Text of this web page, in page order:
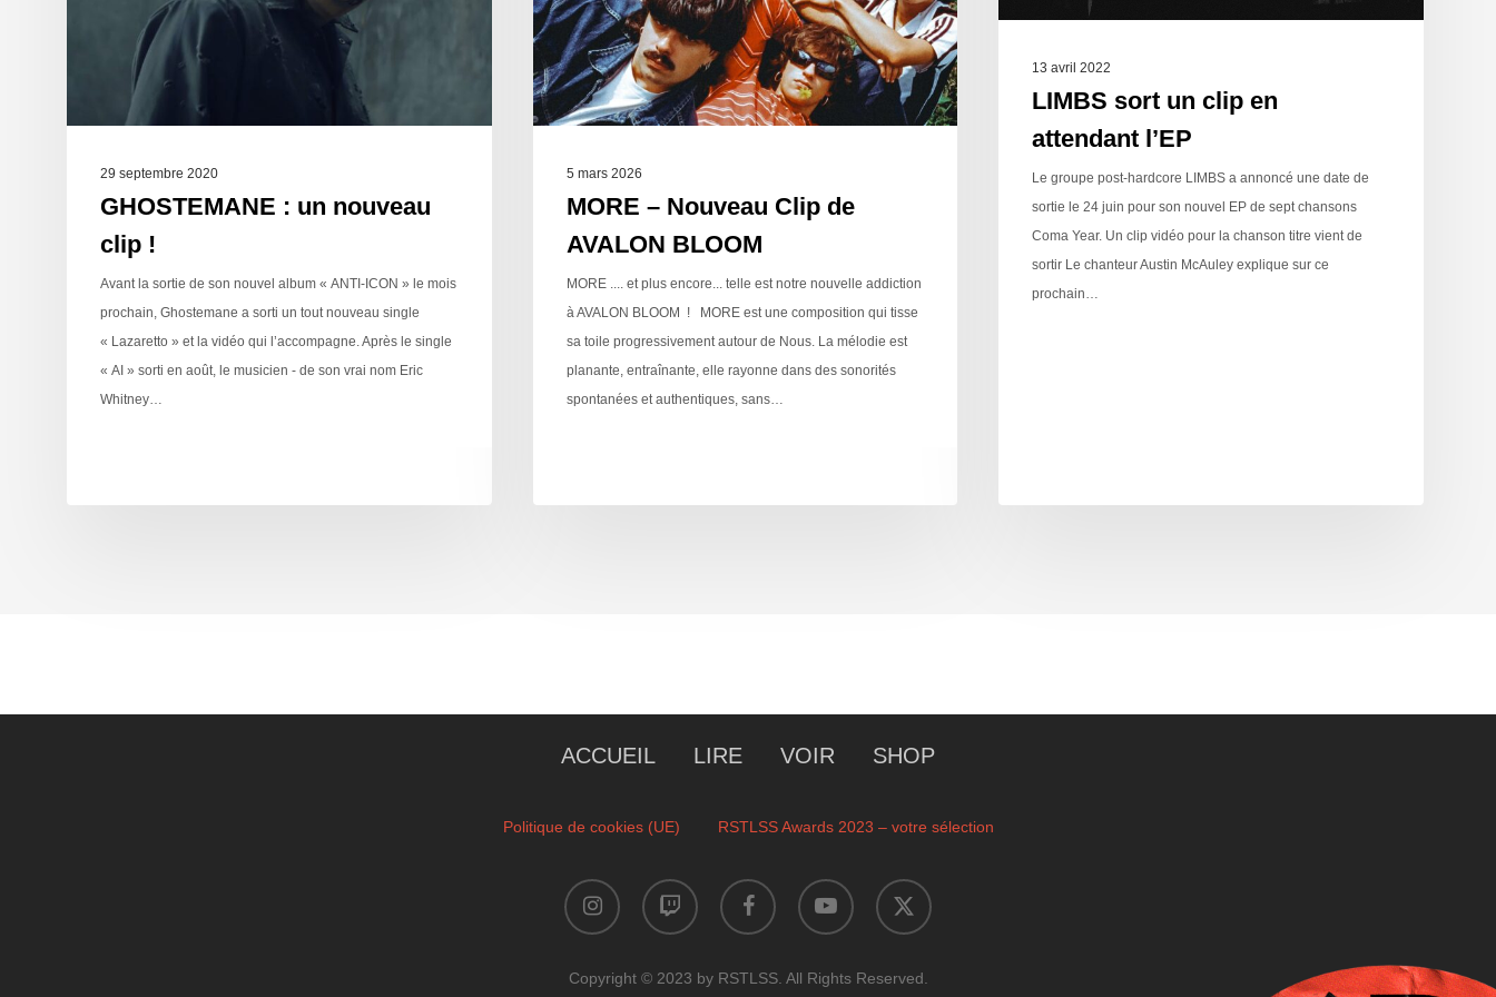
29 septembre 2020
GHOSTEMANE : un nouveau
clip !
Avant la sortie de son nouvel album « ANTI-ICON » le mois
prochain, Ghostemane a sorti un tout nouveau single
« Lazaretto » et la vidéo qui l’accompagne. Après le single
« AI » sorti en août, le musicien - de son vrai nom Eric
Whitney…
5 mars 2026
MORE – Nouveau Clip de
AVALON BLOOM
MORE .... et plus encore... telle est notre nouvelle addiction
à AVALON BLOOM ! MORE est une composition qui tisse
sa toile progressivement autour de Nous. La mélodie est
planante, entraînante, elle rayonne dans des sonorités
spontanées et authentiques, sans…
13 avril 2022
LIMBS sort un clip en
attendant l’EP
Le groupe post-hardcore LIMBS a annoncé une date de
sortie le 24 juin pour son nouvel EP de sept chansons
Coma Year. Un clip vidéo pour la chanson titre vient de
sortir Le chanteur Austin McAuley explique sur ce
prochain…
ACCUEIL LIRE VOIR SHOP
Politique de cookies (UE) RSTLSS Awards 2023 – votre sélection
instagram twitch facebook youtube
x-
twitter
Copyright © 2023 by RSTLSS. All Rights Reserved.